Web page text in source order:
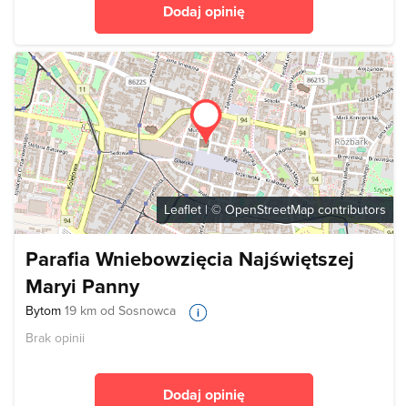
Dodaj opinię
Leaflet| ©OpenStreetMap contributors
Parafia Wniebowzięcia Najświętszej
Maryi Panny
Bytom 19 km od Sosnowca
Brak opinii
Dodaj opinię